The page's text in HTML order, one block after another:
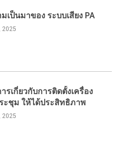
เป็นมาของ ระบบเสียง PA
รเกี่ยวกับการติดตั้งเครื่อง
ะชุม ให้ได้ประสิทธิภาพ